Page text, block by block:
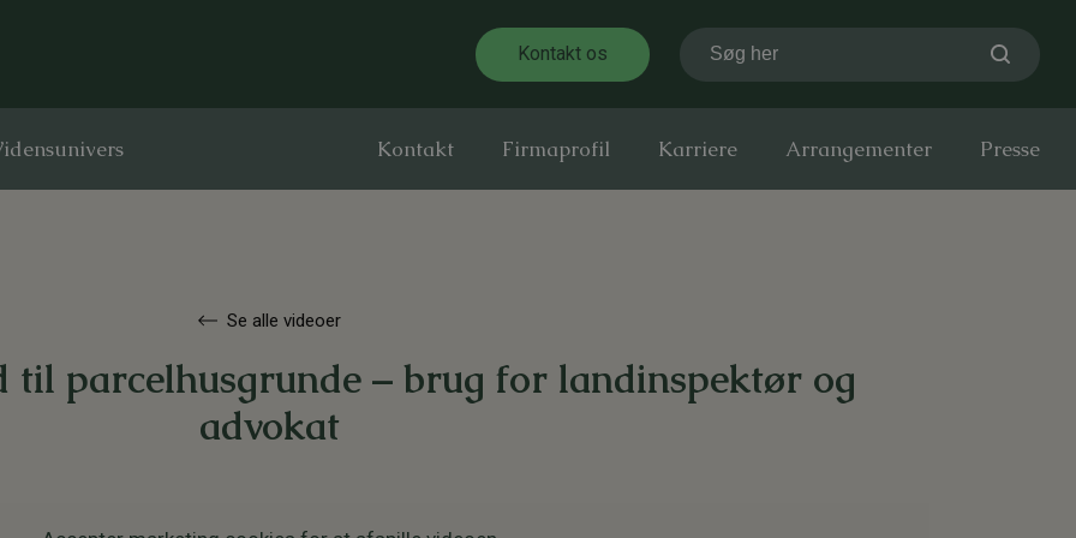
Kontakt os Søg her
Kontakt Firmaprofil Karriere Arrangementer Presse
Se alle videoer
til parcelhusgrunde – brug for landinspektør og
advokat